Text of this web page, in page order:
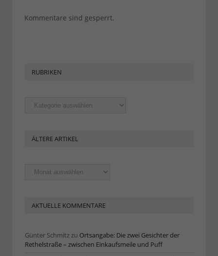
Kommentare sind gesperrt.
RUBRIKEN
Rubriken
ÄLTERE ARTIKEL
Ältere
Artikel
AKTUELLE KOMMENTARE
Günter Schmitzzu Ortsangabe: Die zwei Gesichter der
Rethelstraße – zwischen Einkaufsmeile und Puff